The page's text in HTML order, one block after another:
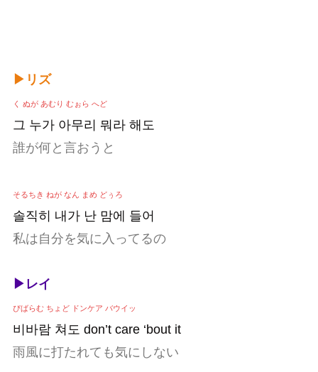
▶リズ
く ぬが あむり むぉら へど
그 누가 아무리 뭐라 해도
誰が何と言おうと
そるちき ねが なん まめ どぅろ
솔직히 내가 난 맘에 들어
私は自分を気に入ってるの
▶レイ
ぴばらむ ちょど ドンケア バウイッ
비바람 쳐도 don’t care ‘bout it
雨風に打たれても気にしない